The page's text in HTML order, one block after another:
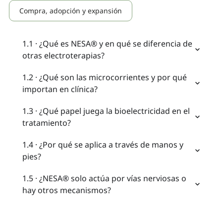
Compra, adopción y expansión
1.1 · ¿Qué es NESA® y en qué se diferencia de
otras electroterapias?
1.2 · ¿Qué son las microcorrientes y por qué
importan en clínica?
1.3 · ¿Qué papel juega la bioelectricidad en el
tratamiento?
1.4 · ¿Por qué se aplica a través de manos y
pies?
1.5 · ¿NESA® solo actúa por vías nerviosas o
hay otros mecanismos?